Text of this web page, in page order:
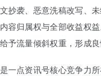
抄袭、恶意洗稿改写、
容归属权与全部收益权
流量倾斜权重，形成
一点资讯号核心竞争力